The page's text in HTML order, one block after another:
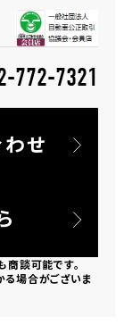
772-7321
せ
商談可能です。
場合がございま